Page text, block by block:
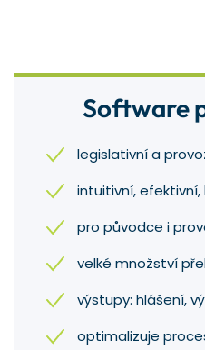
Software
legislativní a
intuitivní,
pro původce i
velké množství
výstupy: hlášení,
optimalizuje